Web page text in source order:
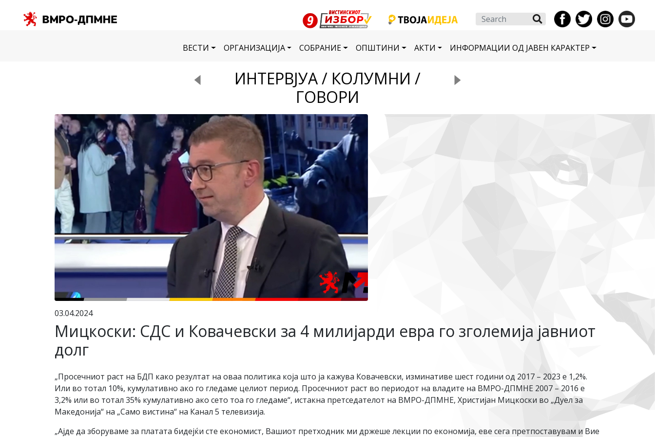
Search
ВЕСТИ ОРГАНИЗАЦИЈА СОБРАНИЕ ОПШТИНИ АКТИ ИНФОРМАЦИИ ОД ЈАВЕН КАРАКТЕР
ИНТЕРВЈУА / КОЛУМНИ /
ГОВОРИ
03.04.2024
Мицкоски: СДС и Ковачевски за 4 милијарди евра го зголемија јавниот
долг
„Просечниот раст на БДП како резултат на оваа политика која што ја кажува Ковачевски, изминативе шест години од 2017 – 2023 е 1,2%.
Или во тотал 10%, кумулативно ако го гледаме целиот период. Просечниот раст во периодот на владите на ВМРО-ДПМНЕ 2007 – 2016 е
3,2% или во тотал 35% кумулативно ако сето тоа го гледаме“, истакна претседателот на ВМРО-ДПМНЕ, Христијан Мицкоски во „Дуел за
Македонија“ на „Само вистина“ на Канал 5 телевизија.
„Ајде да зборуваме за платата бидејќи сте економист, Вашиот претходник ми држеше лекции по економија, еве сега претпоставувам и Вие